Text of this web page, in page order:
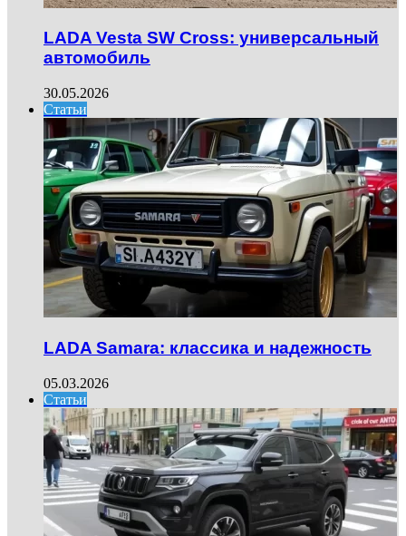
LADA Vesta SW Cross: универсальный
автомобиль
30.05.2026
Статьи
LADA Samara: классика и надежность
05.03.2026
Статьи